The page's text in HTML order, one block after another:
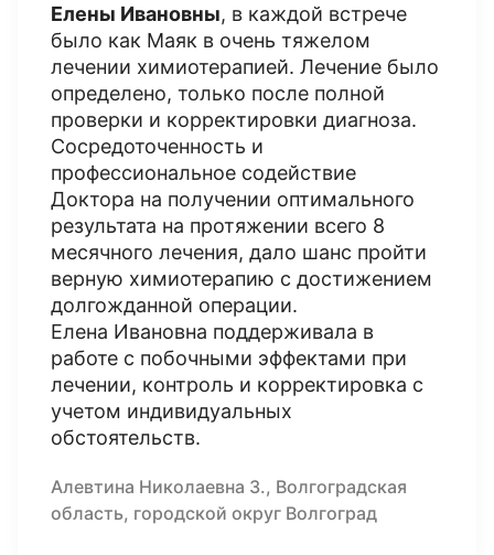
Елены Ивановны, в каждой встрече
было как Маяк в очень тяжелом
лечении химиотерапией. Лечение было
определено, только после полной
проверки и корректировки диагноза.
Сосредоточенность и
профессиональное содействие
Доктора на получении оптимального
результата на протяжении всего 8
месячного лечения, дало шанс пройти
верную химиотерапию с достижением
долгожданной операции.
Елена Ивановна поддерживала в
работе с побочными эффектами при
лечении, контроль и корректировка с
учетом индивидуальных
обстоятельств.
Алевтина Николаевна З., Волгоградская
область, городской округ Волгоград